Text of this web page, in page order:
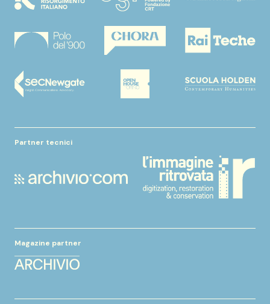
Partner tecnici
Magazine partner